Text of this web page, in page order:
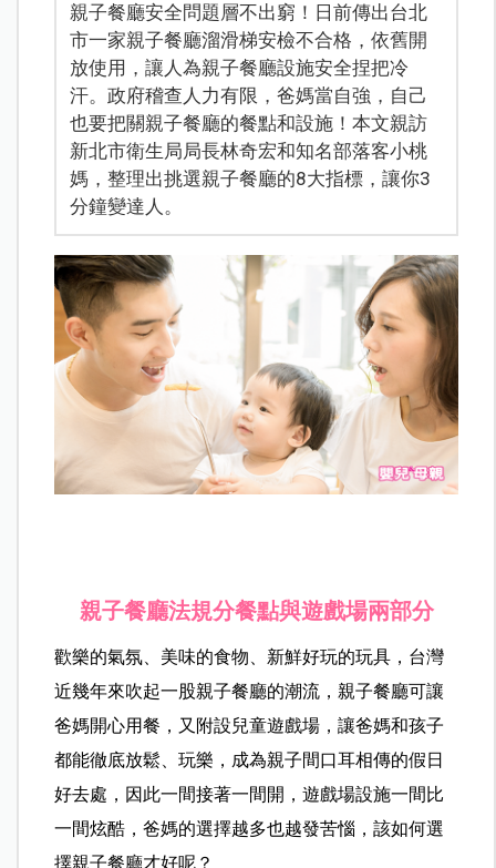
親子餐廳安全問題層不出窮！日前傳出台北
市一家親子餐廳溜滑梯安檢不合格，依舊開
放使用，讓人為親子餐廳設施安全捏把冷
汗。政府稽查人力有限，爸媽當自強，自己
也要把關親子餐廳的餐點和設施！本文親訪
新北市衛生局局長林奇宏和知名部落客小桃
媽，整理出挑選親子餐廳的8大指標，讓你3
分鐘變達人。
親子餐廳法規分餐點與遊戲場兩部分
歡樂的氣氛、美味的食物、新鮮好玩的玩具，台灣
近幾年來吹起一股親子餐廳的潮流，親子餐廳可讓
爸媽開心用餐，又附設兒童遊戲場，讓爸媽和孩子
都能徹底放鬆、玩樂，成為親子間口耳相傳的假日
好去處，因此一間接著一間開，遊戲場設施一間比
一間炫酷，爸媽的選擇越多也越發苦惱，該如何選
擇親子餐廳才好呢？